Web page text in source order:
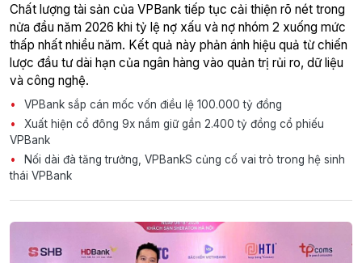
Chất lượng tài sản của VPBank tiếp tục cải thiện rõ nét trong
nửa đầu năm 2026 khi tỷ lệ nợ xấu và nợ nhóm 2 xuống mức
thấp nhất nhiều năm. Kết quả này phản ánh hiệu quả từ chiến
lược đầu tư dài hạn của ngân hàng vào quản trị rủi ro, dữ liệu
và công nghệ.
VPBank sắp cán mốc vốn điều lệ 100.000 tỷ đồng
Xuất hiện cổ đông 9x nắm giữ gần 2.400 tỷ đồng cổ phiếu
VPBank
Nối dài đà tăng trưởng, VPBankS củng cố vai trò trong hệ sinh
thái VPBank